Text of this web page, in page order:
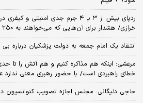
ردپای بیش از ۳ یا ۴ جرم جدی امنیتی
خرازی/ هشدار برای آن‌هایی که می‌خواهند به ۲۵۰ هزار نفر بپیوندند
انتقاد یک امام جمعه به دولت پزشکیان درباره
مرعشی: اینکه هم مذاکره کنیم و هم آتش را تا
خطای راهبردی است/ با حضور رهبری معنی ندارد
حاجی دلیگانی: مجلس اجازه تصویب کنوانسیون